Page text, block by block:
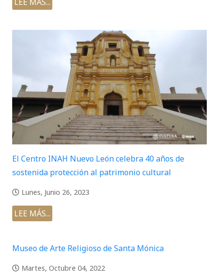
El Centro INAH Nuevo León celebra 40 años de
sostenida protección al patrimonio cultural
Lunes, Junio 26, 2023
LEE MÁS...
Museo de Arte Religioso de Santa Mónica
Martes, Octubre 04, 2022